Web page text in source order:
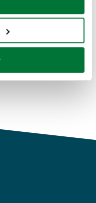
ubicación geográfica
activamente
(huellas
se procesan sus
del sitio web con
publicidad y análisis